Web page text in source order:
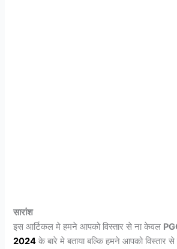
सारांश
इस आर्टिकल मे हमने आपको विस्तार से ना केवल
2024 के बारे मे बताया बल्कि हमने आपको विस्तार